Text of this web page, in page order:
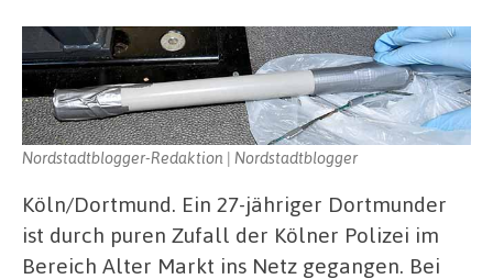
Nordstadtblogger-Redaktion | Nordstadtblogger
Köln/Dortmund. Ein 27-jähriger Dortmunder
ist durch puren Zufall der Kölner Polizei im
Bereich Alter Markt ins Netz gegangen. Bei